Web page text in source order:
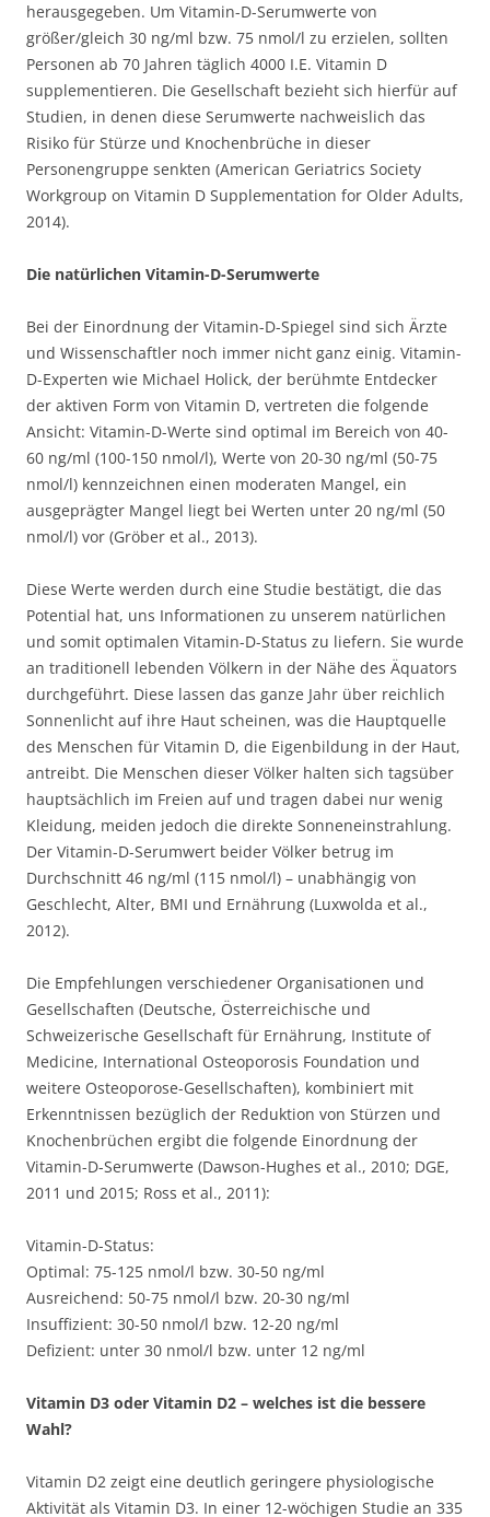
herausgegeben. Um Vitamin-D-Serumwerte von
größer/gleich 30 ng/ml bzw. 75 nmol/l zu erzielen, sollten
Personen ab 70 Jahren täglich 4000 I.E. Vitamin D
supplementieren. Die Gesellschaft bezieht sich hierfür auf
Studien, in denen diese Serumwerte nachweislich das
Risiko für Stürze und Knochenbrüche in dieser
Personengruppe senkten (American Geriatrics Society
Workgroup on Vitamin D Supplementation for Older Adults,
2014).
Die natürlichen Vitamin-D-Serumwerte
Bei der Einordnung der Vitamin-D-Spiegel sind sich Ärzte
und Wissenschaftler noch immer nicht ganz einig. Vitamin-
D-Experten wie Michael Holick, der berühmte Entdecker
der aktiven Form von Vitamin D, vertreten die folgende
Ansicht: Vitamin-D-Werte sind optimal im Bereich von 40-
60 ng/ml (100-150 nmol/l), Werte von 20-30 ng/ml (50-75
nmol/l) kennzeichnen einen moderaten Mangel, ein
ausgeprägter Mangel liegt bei Werten unter 20 ng/ml (50
nmol/l) vor (Gröber et al., 2013).
Diese Werte werden durch eine Studie bestätigt, die das
Potential hat, uns Informationen zu unserem natürlichen
und somit optimalen Vitamin-D-Status zu liefern. Sie wurde
an traditionell lebenden Völkern in der Nähe des Äquators
durchgeführt. Diese lassen das ganze Jahr über reichlich
Sonnenlicht auf ihre Haut scheinen, was die Hauptquelle
des Menschen für Vitamin D, die Eigenbildung in der Haut,
antreibt. Die Menschen dieser Völker halten sich tagsüber
hauptsächlich im Freien auf und tragen dabei nur wenig
Kleidung, meiden jedoch die direkte Sonneneinstrahlung.
Der Vitamin-D-Serumwert beider Völker betrug im
Durchschnitt 46 ng/ml (115 nmol/l) – unabhängig von
Geschlecht, Alter, BMI und Ernährung (Luxwolda et al.,
2012).
Die Empfehlungen verschiedener Organisationen und
Gesellschaften (Deutsche, Österreichische und
Schweizerische Gesellschaft für Ernährung, Institute of
Medicine, International Osteoporosis Foundation und
weitere Osteoporose-Gesellschaften), kombiniert mit
Erkenntnissen bezüglich der Reduktion von Stürzen und
Knochenbrüchen ergibt die folgende Einordnung der
Vitamin-D-Serumwerte (Dawson-Hughes et al., 2010; DGE,
2011 und 2015; Ross et al., 2011):
Vitamin-D-Status:
Optimal: 75-125 nmol/l bzw. 30-50 ng/ml
Ausreichend: 50-75 nmol/l bzw. 20-30 ng/ml
Insuffizient: 30-50 nmol/l bzw. 12-20 ng/ml
Defizient: unter 30 nmol/l bzw. unter 12 ng/ml
Vitamin D3 oder Vitamin D2 – welches ist die bessere
Wahl?
Vitamin D2 zeigt eine deutlich geringere physiologische
Aktivität als Vitamin D3. In einer 12-wöchigen Studie an 335